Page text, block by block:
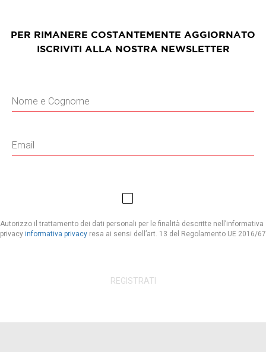
PER RIMANERE COSTANTEMENTE AGGIORNATO
ISCRIVITI ALLA NOSTRA NEWSLETTER
Autorizzo il trattamento dei dati personali per le finalità descritte nell’informativa
privacy informativa privacy resa ai sensi dell’art. 13 del Regolamento UE 2016/67
REGISTRATI